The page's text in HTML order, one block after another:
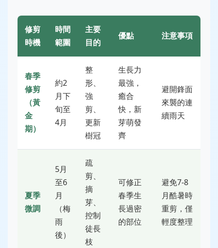
修剪
時機
時間
範圍
主要
目的
優點 注意事項
春季
修剪
（黃
金
期）
約2
月下
旬至
4月
整
形、
強
剪、
更新
樹冠
生長力
最強，
癒合
快，新
芽萌發
齊
避開鋒面
來襲的連
續雨天
夏季
微調
5月
至6
月
（梅
雨
後）
疏
剪、
摘
芽、
控制
徒長
枝
可修正
春季生
長過密
的部位
避免7-8
月酷暑時
重剪，僅
輕度整理